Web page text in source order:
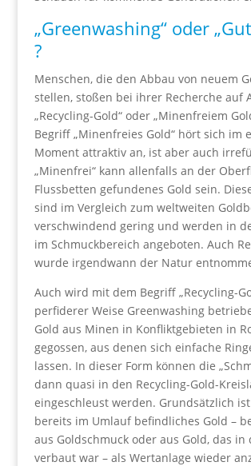
„Greenwashing“ oder
?
Menschen, die den Abbau von neuem
stellen, stoßen bei ihrer Recherche auf
„Recycling-Gold“ oder „Minenfreiem
Begriff „Minenfreies Gold“ hört sich im
Moment attraktiv an, ist aber auch
„Minenfrei“ kann allenfalls an der
Flussbetten gefundenes Gold sein.
sind im Vergleich zum weltweiten
verschwindend gering und werden in
im Schmuckbereich angeboten. Auch
wurde irgendwann der Natur
Auch wird mit dem Begriff „Recycling-
perfiderer Weise Greenwashing
Gold aus Minen in Konfliktgebieten in
gegossen, aus denen sich einfache
lassen. In dieser Form können die
dann quasi in den Recycling-Gold-
eingeschleust werden. Grundsätzlich
bereits im Umlauf befindliches Gold –
aus Goldschmuck oder aus Gold, das
verbaut war – als Wertanlage wieder